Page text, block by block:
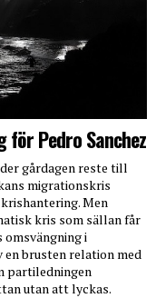
Pedro Sanchez
gårdagen reste till
migrationskris
Men
kris som sällan får
i
en brusten relation med
partiledningen
utan att lyckas.